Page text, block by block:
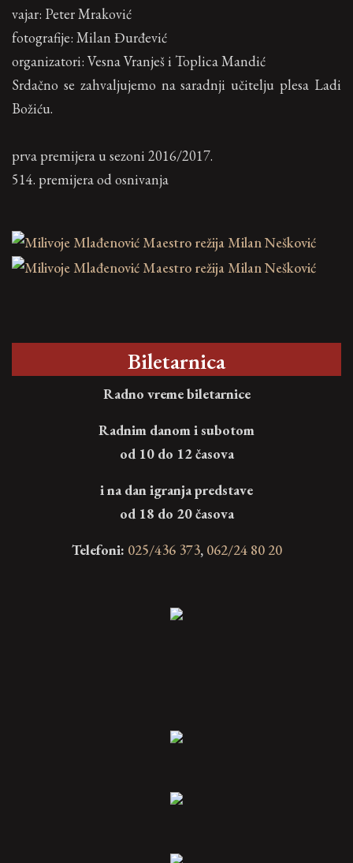
vajar: Peter Mraković
fotografije: Milan Đurđević
organizatori: Vesna Vranješ i Toplica Mandić
Srdačno se zahvaljujemo na saradnji učitelju plesa Ladi
Božiću.
prva premijera u sezoni 2016/2017.
514. premijera od osnivanja
Biletarnica
Radno vreme biletarnice
Radnim danom i subotom
od 10 do 12 časova
i na dan igranja predstave
od 18 do 20 časova
Telefoni: 025/436 373, 062/24 80 20